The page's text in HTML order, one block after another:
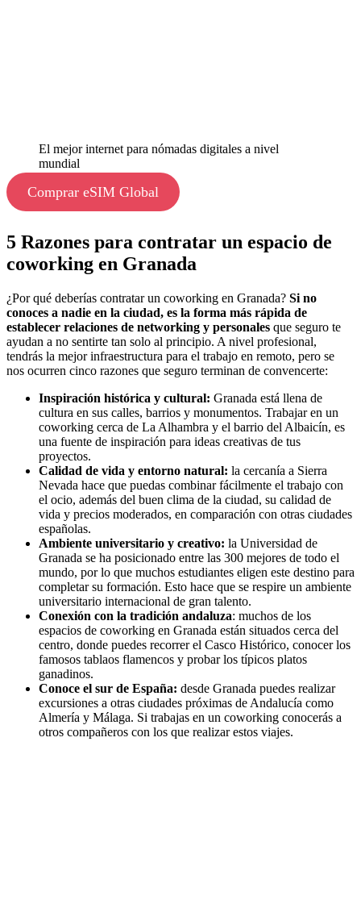
El mejor internet para nómadas digitales a nivel
mundial
Comprar eSIM Global
5 Razones para contratar un espacio de
coworking en Granada
¿Por qué deberías contratar un coworking en Granada? Si no
conoces a nadie en la ciudad, es la forma más rápida de
establecer relaciones de networking y personales que seguro te
ayudan a no sentirte tan solo al principio. A nivel profesional,
tendrás la mejor infraestructura para el trabajo en remoto, pero se
nos ocurren cinco razones que seguro terminan de convencerte:
Inspiración histórica y cultural: Granada está llena de
cultura en sus calles, barrios y monumentos. Trabajar en un
coworking cerca de La Alhambra y el barrio del Albaicín, es
una fuente de inspiración para ideas creativas de tus
proyectos.
Calidad de vida y entorno natural: la cercanía a Sierra
Nevada hace que puedas combinar fácilmente el trabajo con
el ocio, además del buen clima de la ciudad, su calidad de
vida y precios moderados, en comparación con otras ciudades
españolas.
Ambiente universitario y creativo: la Universidad de
Granada se ha posicionado entre las 300 mejores de todo el
mundo, por lo que muchos estudiantes eligen este destino para
completar su formación. Esto hace que se respire un ambiente
universitario internacional de gran talento.
Conexión con la tradición andaluza: muchos de los
espacios de coworking en Granada están situados cerca del
centro, donde puedes recorrer el Casco Histórico, conocer los
famosos tablaos flamencos y probar los típicos platos
ganadinos.
Conoce el sur de España: desde Granada puedes realizar
excursiones a otras ciudades próximas de Andalucía como
Almería y Málaga. Si trabajas en un coworking conocerás a
otros compañeros con los que realizar estos viajes.